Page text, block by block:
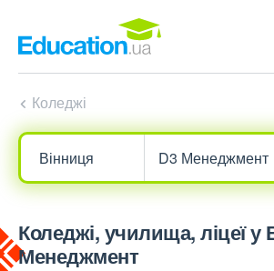
Коледжі
Коледжі, училища, ліцеї у
Менеджмент